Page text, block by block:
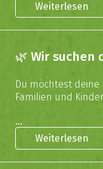
Weiterlesen
🌿 Wir suchen
Du möchtest deine
Familien und
...
Weiterlesen